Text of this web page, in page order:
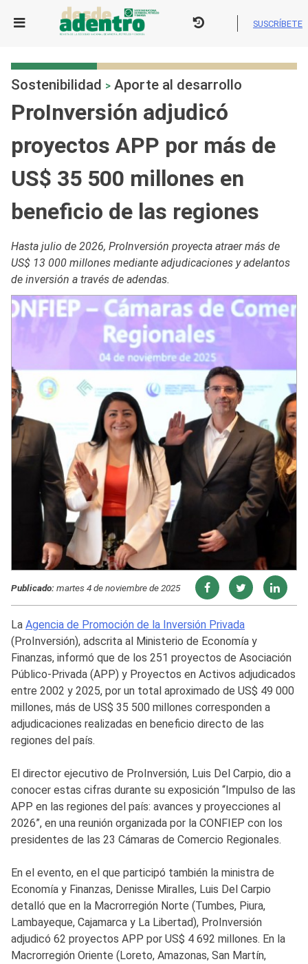
SUSCRÍBETE
Sostenibilidad > Aporte al desarrollo
ProInversión adjudicó
proyectos APP por más de
US$ 35 500 millones en
beneficio de las regiones
Hasta julio de 2026, ProInversión proyecta atraer más de
US$ 13 000 millones mediante adjudicaciones y adelantos
de inversión a través de adendas.
Publicado:martes 4 de noviembre de 2025
La Agencia de Promoción de la Inversión Privada
(ProInversión), adscrita al Ministerio de Economía y
Finanzas, informó que de los 251 proyectos de Asociación
Público-Privada (APP) y Proyectos en Activos adjudicados
entre 2002 y 2025, por un total aproximado de US$ 49 000
millones, más de US$ 35 500 millones corresponden a
adjudicaciones realizadas en beneficio directo de las
regiones del país.
El director ejecutivo de ProInversión, Luis Del Carpio, dio a
conocer estas cifras durante su exposición “Impulso de las
APP en las regiones del país: avances y proyecciones al
2026”, en una reunión organizada por la CONFIEP con los
presidentes de las 23 Cámaras de Comercio Regionales.
En el evento, en el que participó también la ministra de
Economía y Finanzas, Denisse Miralles, Luis Del Carpio
detalló que en la Macrorregión Norte (Tumbes, Piura,
Lambayeque, Cajamarca y La Libertad), ProInversión
adjudicó 62 proyectos APP por US$ 4 692 millones. En la
Macrorregión Oriente (Loreto, Amazonas, San Martín,